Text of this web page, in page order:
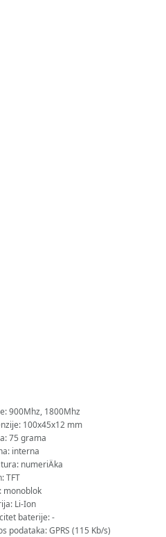
900Mhz, 1800Mhz
100x45x12 mm
75 grama
interna
numeriÄka
TFT
monoblok
Li-Ion
baterije: -
podataka: GPRS (115 Kb/s)